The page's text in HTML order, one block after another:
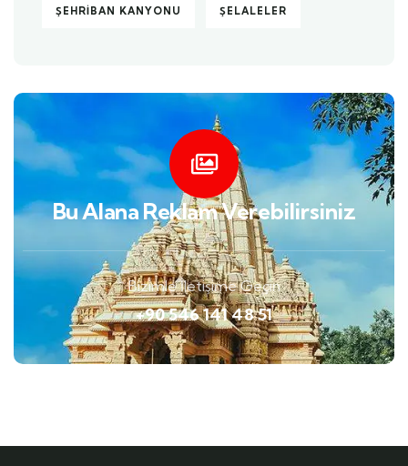
ŞEHRIBAN KANYONU ŞELALELER
Bu Alana Reklam Verebilirsiniz
Bizimle İletişime Geçin
+90 546 141 48 51